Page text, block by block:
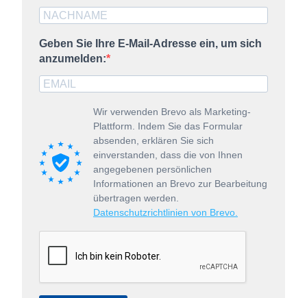
Geben Sie Ihre E-Mail-Adresse ein, um sich
anzumelden:
Wir verwenden Brevo als Marketing-
Plattform. Indem Sie das Formular
absenden, erklären Sie sich
einverstanden, dass die von Ihnen
angegebenen persönlichen
Informationen an Brevo zur Bearbeitung
übertragen werden.
Datenschutzrichtlinien von Brevo.